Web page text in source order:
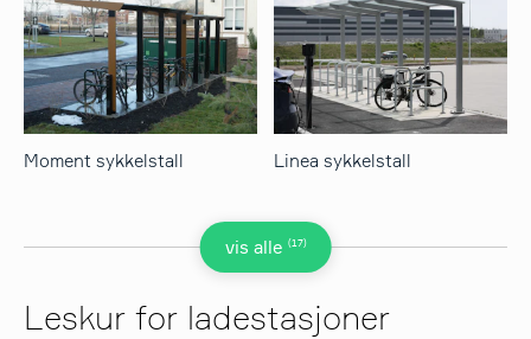
vis alle (17)
Moment sykkelstall Linea sykkelstall
Leskur for ladestasjoner